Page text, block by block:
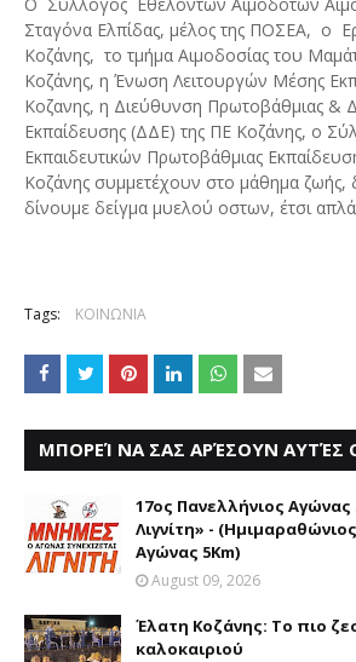
Σταγόνα Ελπίδας, μέλος της ΠΟΣΕΑ, ο
Κοζάνης, το τμήμα Αιμοδοσίας του
Κοζάνης, η Ένωση Λειτουργών Μέσης
Κοζανης, η Διεύθυνση Πρωτοβάθμιας &
Εκπαίδευσης (ΔΔΕ) της ΠΕ Κοζάνης, ο
Εκπαιδευτικών Πρωτοβάθμιας
Κοζάνης συμμετέχουν στο μάθημα ζωής,
δίνουμε δείγμα μυελού οστων, έτσι απλά
Tags: ΚΟΙΝΩΝΙΑ
ΜΠΟΡΕΊ ΝΑ ΣΑΣ ΑΡΈΣΟΥΝ ΑΥΤΈΣ
17ος Πανελλήνιος
Λιγνίτη» -
Αγώνας 5Km)
August 09, 2026
Έλατη Κοζάνης: Το πιο
καλοκαιριού